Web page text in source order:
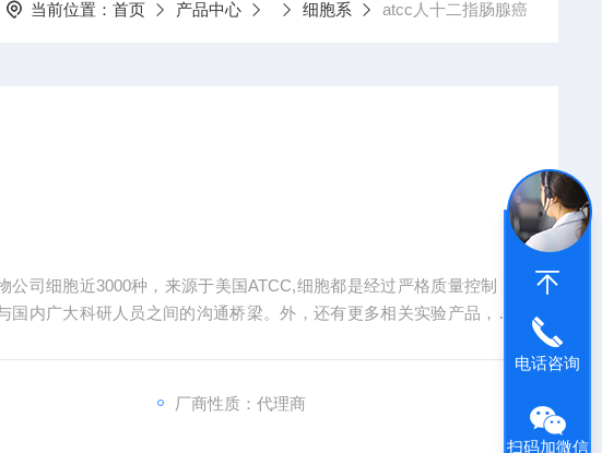
当前位置： 首页 产品中心 细胞系 atcc人十二指肠腺癌
公司细胞近3000种，来源于美国ATCC,细胞都是经过严格质量控制，
国内广大科研人员之间的沟通桥梁。外，还有更多相关实验产品，标
厂商性质：代理商
电话咨询
扫码加微信